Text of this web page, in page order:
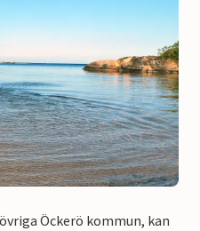
Öckerö kommun, kan